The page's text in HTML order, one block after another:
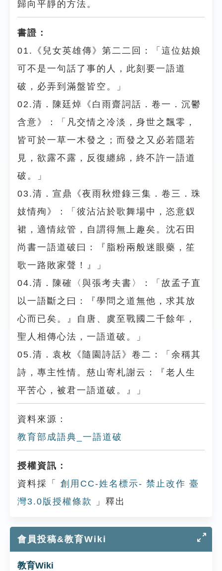
歸向平靜的方法。
書證：
01.《兒女英雄傳》第二二回：「這位姑娘
可不是一句話了事的人，此刻要一語道
破，必弄到滿盤皆空。」
02.清．陳廷焯《白雨齋詞話．卷一．沉鬱
含意》：「凡交情之冷淡，身世之飄零，
皆可於一草一木發之；而發之又必若隱若
見，欲露不露，反復纏綿，終不許一語道
破。」
03.清．宣鼎《夜雨秋燈錄三集．卷三．珠
妓情殉》：「彼沾沾於歌舞場中，恣意釵
裙，適情絃管，自謂得無上趣矣。沈石田
尚書一語道破曰：『脂粉兩般迷眼藥，笙
歌一路敗家聲！』」
04.清．陳確〈與張考夫書〉：「故孟子直
以一語斷之曰：『學問之道無他，求其放
心而已矣。』自唐、虞至戰國二千餘年，
聖人相傳心法，一語道破。」
05.清．袁枚《隨園詩話》卷二：「余稱其
詩，專主性情。慈山寄札謝云：『老人生
平苦心，被君一語道破。』」
資料來源：
教育部成語典_一語道破
授權資訊：
資料採「
創用CC-姓名標示- 禁止改作 臺
灣3.0版授權條款
」釋出
會員投稿&教育Wiki
教育Wiki